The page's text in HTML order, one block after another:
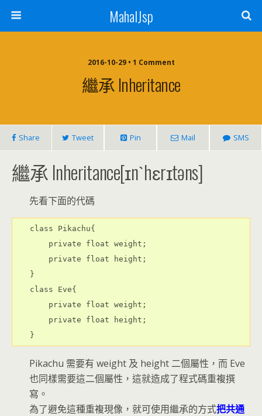
MahalJsp
2016-10-29 • 1 Comment
繼承 Inheritance
Share Tweet Pin Mail SMS
繼承 Inheritance[ɪnˋhɛrɪtəns]
先看下面的代碼
class Pikachu{
    private float weight;
    private float height;
}
class Eve{
    private float weight;
    private float height;
Pikachu 需要有 weight 及 height 二個屬性，而 Eve
也同樣需要這二個屬性，這就造成了程式碼重複撰
寫。
為了避免這種重複現像，就可使用繼承的方式把共通